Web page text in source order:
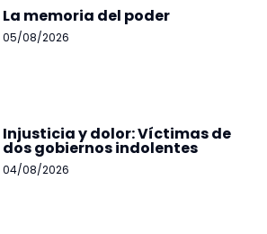
La memoria del poder
05/08/2026
Injusticia y dolor: Víctimas de
dos gobiernos indolentes
04/08/2026